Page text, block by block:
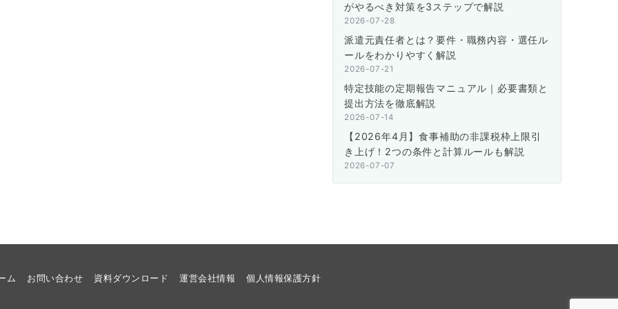
がやるべき対策を3ステップで解説
2026-07-28
派遣元責任者とは？要件・職務内容・選任ル
ールをわかりやすく解説
2026-07-21
特定技能の定期報告マニュアル｜必要書類と
提出方法を徹底解説
2026-07-14
【2026年4月】食事補助の非課税枠上限引
き上げ！2つの条件と計算ルールも解説
2026-07-07
ム お問い合わせ 資料ダウンロード 運営会社情報 個人情報保護方針